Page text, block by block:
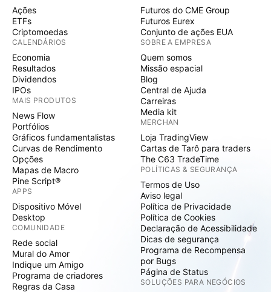
Ações
ETFs
Criptomoedas
CALENDÁRIOS
Economia
Resultados
Dividendos
IPOs
MAIS PRODUTOS
News Flow
Portfólios
Gráficos fundamentalistas
Curvas de Rendimento
Opções
Mapas de Macro
Pine Script®
APPS
Dispositivo Móvel
Desktop
COMUNIDADE
Rede social
Mural do Amor
Indique um Amigo
Programa de criadores
Regras da Casa
Futuros do CME Group
Futuros Eurex
Conjunto de ações EUA
SOBRE A EMPRESA
Quem somos
Missão espacial
Blog
Central de Ajuda
Carreiras
Media kit
MERCHAN
Loja TradingView
Cartas de Tarô para traders
The C63 TradeTime
POLÍTICAS & SEGURANÇA
Termos de Uso
Aviso legal
Política de Privacidade
Política de Cookies
Declaração de Acessibilidade
Dicas de segurança
Programa de Recompensa
por Bugs
Página de Status
SOLUÇÕES PARA NEGÓCIOS